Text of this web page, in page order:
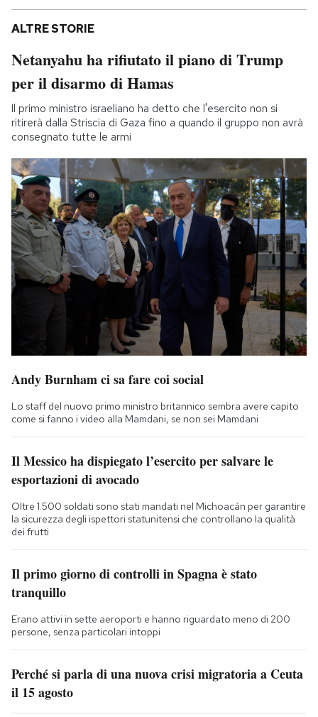
ALTRE STORIE
Netanyahu ha rifiutato il piano di Trump
per il disarmo di Hamas
Il primo ministro israeliano ha detto che l'esercito non si
ritirerà dalla Striscia di Gaza fino a quando il gruppo non avrà
consegnato tutte le armi
Andy Burnham ci sa fare coi social
Lo staff del nuovo primo ministro britannico sembra avere capito
come si fanno i video alla Mamdani, se non sei Mamdani
Il Messico ha dispiegato l’esercito per salvare le
esportazioni di avocado
Oltre 1.500 soldati sono stati mandati nel Michoacán per garantire
la sicurezza degli ispettori statunitensi che controllano la qualità
dei frutti
Il primo giorno di controlli in Spagna è stato
tranquillo
Erano attivi in sette aeroporti e hanno riguardato meno di 200
persone, senza particolari intoppi
Perché si parla di una nuova crisi migratoria a Ceuta
il 15 agosto